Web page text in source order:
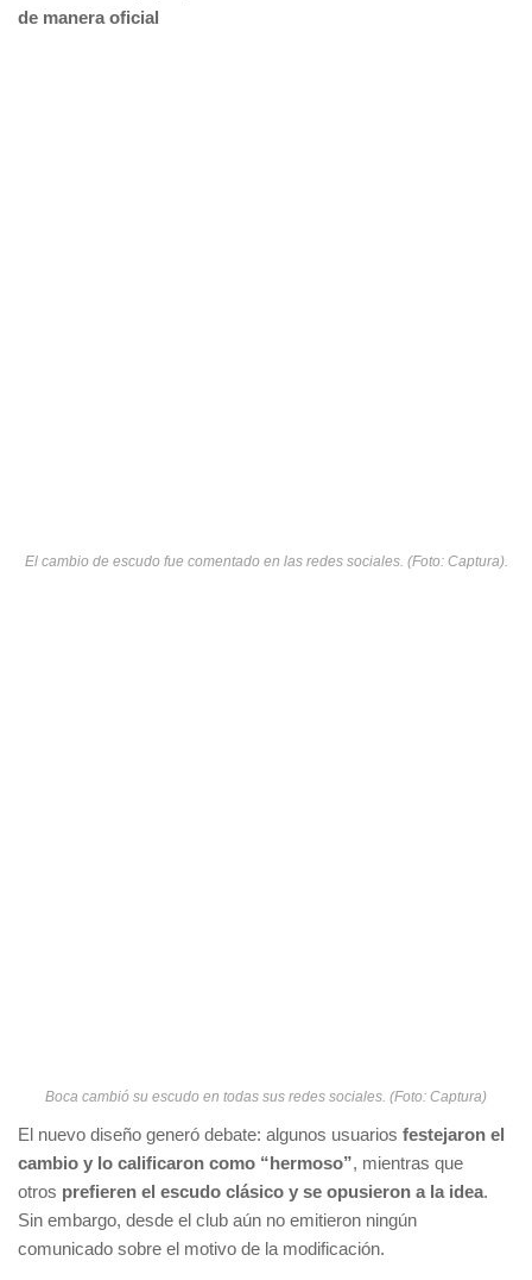
de manera oficial
El cambio de escudo fue comentado en las redes sociales. (Foto: Captura).
Boca cambió su escudo en todas sus redes sociales. (Foto: Captura)
El nuevo diseño generó debate: algunos usuarios festejaron el
cambio y lo calificaron como “hermoso”, mientras que
otros prefieren el escudo clásico y se opusieron a la idea.
Sin embargo, desde el club aún no emitieron ningún
comunicado sobre el motivo de la modificación.